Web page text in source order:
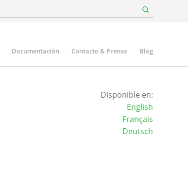
Documentación Contacto & Prensa Blog
Disponible en:
English
Français
Deutsch